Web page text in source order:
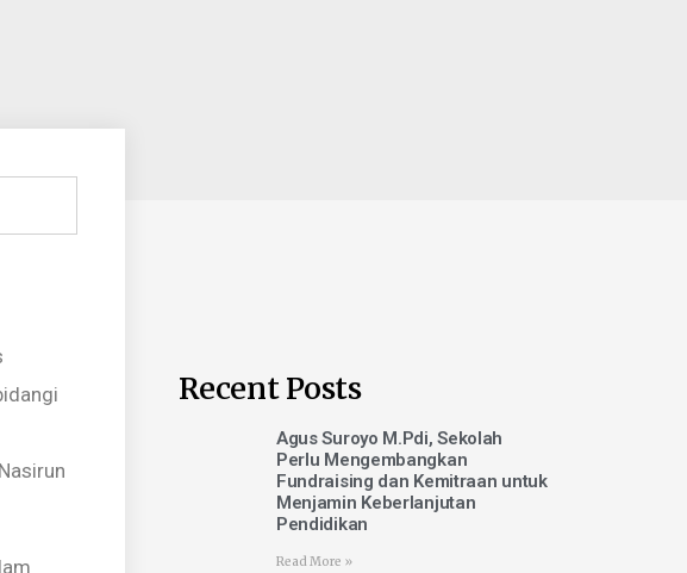
Recent Posts
Agus Suroyo M.Pdi, Sekolah
Perlu Mengembangkan
Fundraising dan Kemitraan untuk
Menjamin Keberlanjutan
Pendidikan
Read More »